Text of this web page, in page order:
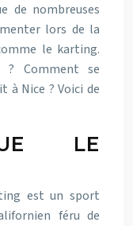
de nombreuses
lors de la
le karting.
? Comment se
à Nice ? Voici de
LE
est un sport
féru de